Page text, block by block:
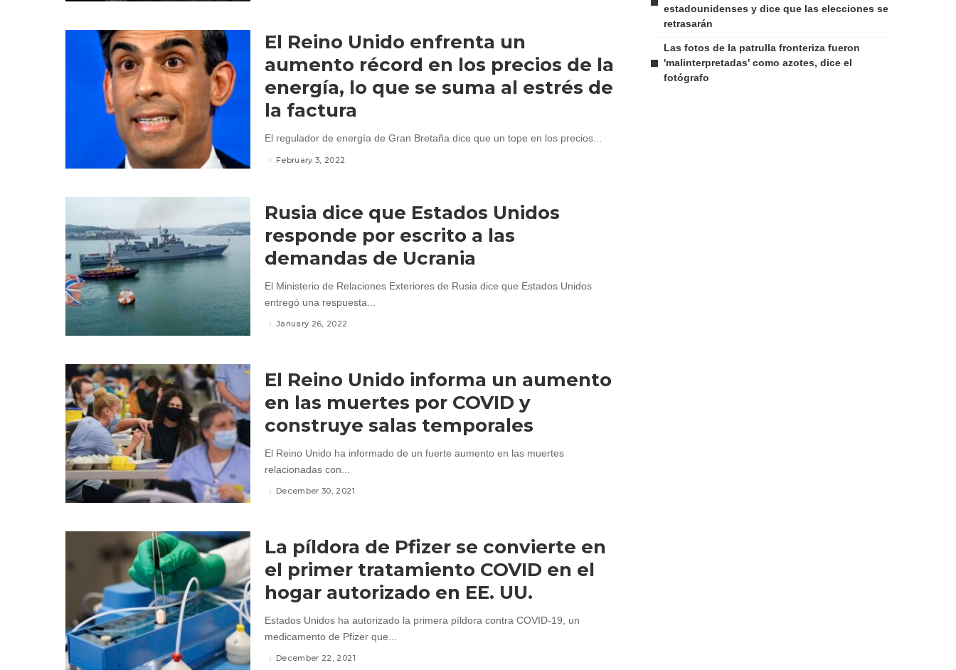
El Reino Unido enfrenta un
aumento récord en los precios de la
energía, lo que se suma al estrés de
la factura
El regulador de energía de Gran Bretaña dice que un tope en los precios...
February 3, 2022
Rusia dice que Estados Unidos
responde por escrito a las
demandas de Ucrania
El Ministerio de Relaciones Exteriores de Rusia dice que Estados Unidos
entregó una respuesta...
January 26, 2022
El Reino Unido informa un aumento
en las muertes por COVID y
construye salas temporales
El Reino Unido ha informado de un fuerte aumento en las muertes
relacionadas con...
December 30, 2021
La píldora de Pfizer se convierte en
el primer tratamiento COVID en el
hogar autorizado en EE. UU.
Estados Unidos ha autorizado la primera píldora contra COVID-19, un
medicamento de Pfizer que...
December 22, 2021
estadounidenses y dice que las elecciones se
retrasarán
Las fotos de la patrulla fronteriza fueron
'malinterpretadas' como azotes, dice el
fotógrafo